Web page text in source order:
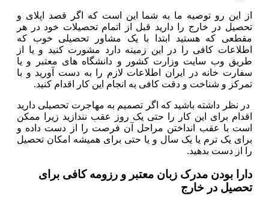
از این رو توصیه ما به شما این است که اگر قصد اپلای و
تحصیل در خارج را دارید قبل از اتمام تحصیلات خود در هر
مقطعی که هستید ابتدا با یک مشاور تحصیلی خوب که
اطلاعات کافی را در این زمینه دارد مشورت کنید و یا از
طریق وب سایت وزارت کشور و دانشگاه های معتبر و یا
سفارت خانه در ایران اطلاعات لازم را به دست آورید و با
تمرکز و شناخت و دقت کافی به انجام این کار اقدام کنید.
در نظر داشته باشید که اگر تصمیم به مهاجرت تحصیلی دارید
اقدام برای این کار را حتی یک روز عقب نندازید زیرا ممکن
است با عقب انداختن مراحل آن فرصت را از دست داده و
برای یک ترم یا یک سال و یا حتی برای همیشه امکان تحصیل
را از دست بدهید.
دارا بودن مدرک زبان معتبر و رزومه کافی برای
تحصیل در خارج